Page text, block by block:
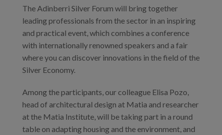
Prentsa
Egizu lan gurekin
The Adinberri Silver Forum will bring together
leading professionals from the sector in an inspiring
and practical event, which combines a conference
with internationally renowned speakers and a fair
where you can discover innovations in the field of the
Silver Economy.
Among the participants, our colleague Elisa Pozo,
head of architectural design at Matia and researcher
at the Matia Institute, will be taking part in a round
table on adapting housing and the environment, and